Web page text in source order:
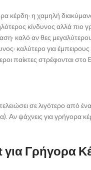
κέρδη· η χαμηλή
κίνδυνος αλλά πιο
καλό αν θες
καλύτερο για
παίκτες στρέφονται
σε λιγότερο από
ψάχνεις για γρήγορα
για Γρήγορα